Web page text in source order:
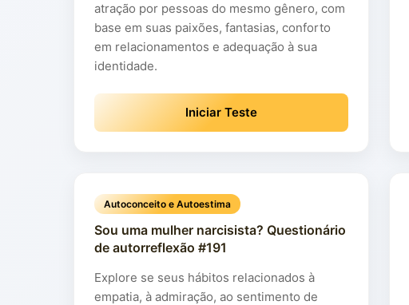
atração por pessoas do mesmo gênero, com
base em suas paixões, fantasias, conforto
em relacionamentos e adequação à sua
identidade.
Iniciar Teste
Autoconceito e Autoestima
Sou uma mulher narcisista? Questionário
de autorreflexão #191
Explore se seus hábitos relacionados à
empatia, à admiração, ao sentimento de